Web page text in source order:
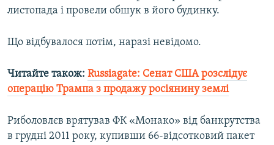
Усі сайти RFE/RL
листопада і провели обшук в його будинку.
Що відбувалося потім, наразі невідомо.
Читайте також: Russiagate: Сенат США розслідує
операцію Трампа з продажу росіянину землі
Риболовлєв врятував ФК «Монако» від банкрутства
в грудні 2011 року, купивши 66-відсотковий пакет